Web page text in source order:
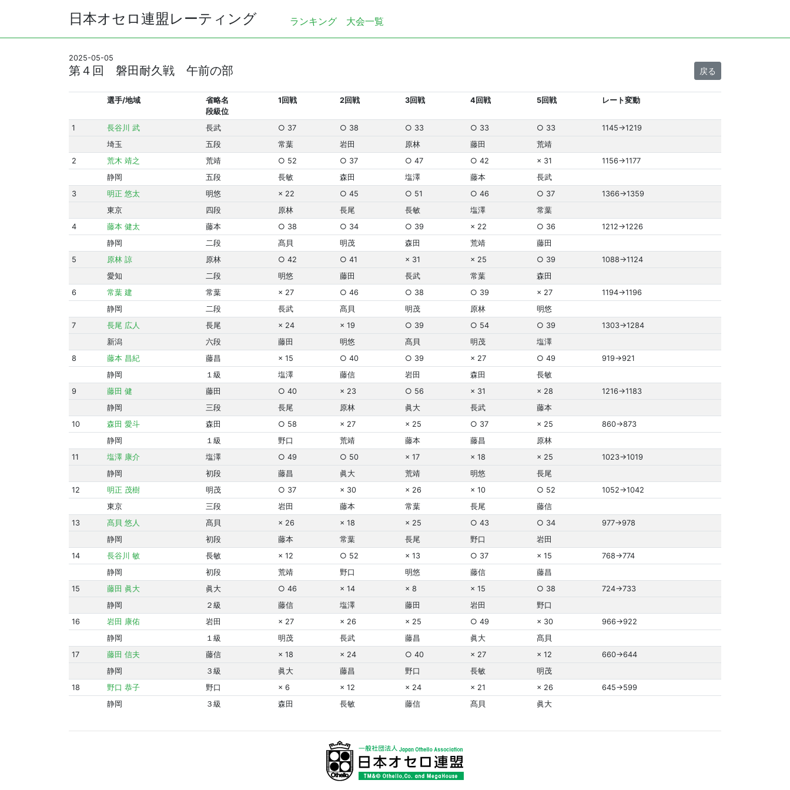
日本オセロ連盟レーティング ランキング 大会一覧
2025-05-05
第４回 磐田耐久戦 午前の部 戻る
選手/地域
省略名
段級位
1回戦 2回戦 3回戦 4回戦 5回戦 レート変動
1 長谷川 武 長武 ○ 37 ○ 38 ○ 33 ○ 33 ○ 33
1145→1219
埼玉
五段 常葉 岩田 原林 藤田
荒靖
2
荒木 靖之 荒靖 ○ 52 ○ 37 ○ 47 ○ 42 × 31
1156→1177
静岡
五段 長敏 森田 塩澤 藤本
長武
3
明正 悠太 明悠 × 22 ○ 45 ○ 51 ○ 46 ○ 37
1366→1359
東京
四段 原林 長尾 長敏 塩澤
常葉
4
藤本 健太 藤本 ○ 38 ○ 34 ○ 39 × 22 ○ 36
1212→1226
静岡
二段 髙貝 明茂 森田 荒靖
藤田
5
原林 諒 原林 ○ 42 ○ 41 × 31 × 25 ○ 39
1088→1124
愛知
二段 明悠 藤田 長武 常葉
森田
6
常葉 建 常葉 × 27 ○ 46 ○ 38 ○ 39 × 27
1194→1196
静岡
二段 長武 髙貝 明茂 原林
明悠
7
長尾 広人 長尾 × 24 × 19 ○ 39 ○ 54 ○ 39
1303→1284
新潟
六段 藤田 明悠 髙貝 明茂
塩澤
8
藤本 昌紀 藤昌 × 15 ○ 40 ○ 39 × 27 ○ 49
919→921
静岡
１級 塩澤 藤信 岩田 森田
長敏
9
藤田 健 藤田 ○ 40 × 23 ○ 56 × 31 × 28
1216→1183
静岡
三段 長尾 原林 眞大 長武
藤本
10
森田 愛斗 森田 ○ 58 × 27 × 25 ○ 37 × 25
860→873
静岡
１級 野口 荒靖 藤本 藤昌
原林
11
塩澤 康介 塩澤 ○ 49 ○ 50 × 17 × 18 × 25
1023→1019
静岡
初段 藤昌 眞大 荒靖 明悠
長尾
12
明正 茂樹 明茂 ○ 37 × 30 × 26 × 10 ○ 52
1052→1042
東京
三段 岩田 藤本 常葉 長尾
藤信
13
髙貝 悠人 髙貝 × 26 × 18 × 25 ○ 43 ○ 34
977→978
静岡
初段 藤本 常葉 長尾 野口
岩田
14
長谷川 敏 長敏 × 12 ○ 52 × 13 ○ 37 × 15
768→774
静岡
初段 荒靖 野口 明悠 藤信
藤昌
15
藤田 眞大 眞大 ○ 46 × 14 × 8 × 15 ○ 38
724→733
静岡
２級 藤信 塩澤 藤田 岩田
野口
16
岩田 康佑 岩田 × 27 × 26 × 25 ○ 49 × 30
966→922
静岡
１級 明茂 長武 藤昌 眞大
髙貝
17
藤田 信夫 藤信 × 18 × 24 ○ 40 × 27 × 12
660→644
静岡
３級 眞大 藤昌 野口 長敏
明茂
18
野口 恭子 野口 × 6 × 12 × 24 × 21 × 26
645→599
静岡
３級 森田 長敏 藤信 髙貝 眞大